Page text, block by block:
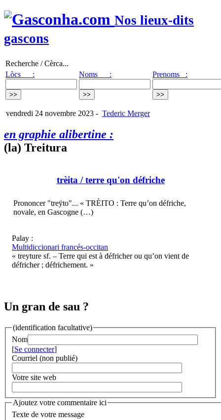
Nos lieux-dits
gascons
Recherche / Cèrca...
Lòcs :
Noms : Prenoms :
vendredi 24 novembre 2023 - Tederic Merger
en graphie alibertine :
(la) Treitura
trèita/ terre qu'on défriche
Prononcer "treÿto"... « TRÈITO : Terre qu’on défriche,
novale, en Gascogne (…)
Palay :
Multidiccionari francés-occitan
« treyture sf. – Terre qui est à défricher ou qu’on vient de
défricher ; défrichement. »
Un gran de sau ?
(identification facultative)
Nom
[Se connecter]
Courriel (non publié)
Votre site web
Ajoutez votre commentaire ici
Texte de votre message